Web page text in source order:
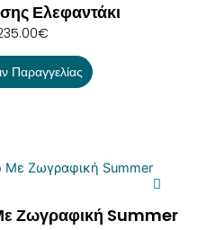
Ελεφαντάκι
€
Παραγγελίας
Ζωγραφική Summer